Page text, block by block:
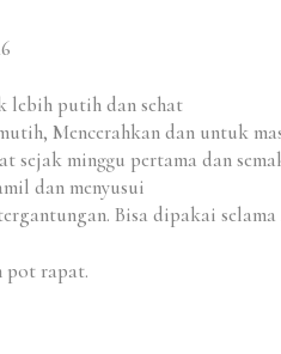
lebih putih dan sehat
Mencerahkan dan untuk
minggu pertama dan
dan menyusui
Bisa dipakai
pot rapat.